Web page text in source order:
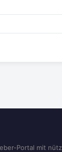
Portal mit